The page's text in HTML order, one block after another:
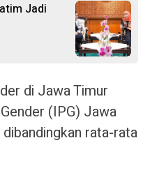
Jadi
di Jawa Timur
(IPG) Jawa
rata-rata